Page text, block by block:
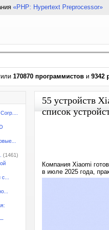
«PHP: Hypertext Preprocessor»
170870 программистов и 9342
(1461)
55 устройств
список
Компания Xiaomi
в июле 2025 года,